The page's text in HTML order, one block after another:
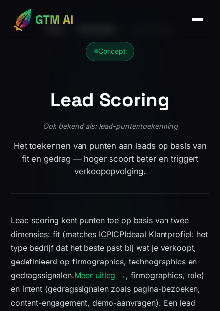
GTM AI
Concept
Lead Scoring
Ook bekend als: lead-puntentoekenning
Het toekennen van punten aan leads op basis van
fit en gedrag — hoger scoort beter en triggert
verkoopopvolging.
Lead scoring kent punten toe op basis van twee
dimensies: fit (matches ICPICPIdeaal Klantprofiel: het
type bedrijf dat het beste past bij wat je verkoopt,
gedefinieerd op firmographics, technographics en
gedragssignalen.Meer uitleg → , firmographics, role)
en intent (gedragssignalen zoals pagina-bezoeken,
content-engagement, demo-aanvragen). Een lead